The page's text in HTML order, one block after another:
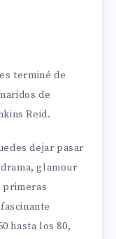
terminé de
de
Reid.
dejar pasar
glamour
primeras
hasta los 80,